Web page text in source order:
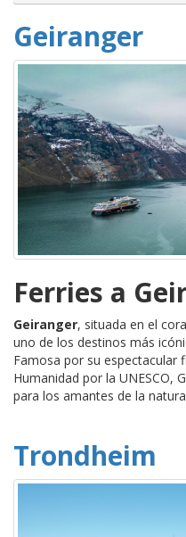
Geiranger
Ferries a
Geiranger, situada en el
uno de los destinos más
Famosa por su espectacular
Humanidad por la UNESCO,
para los amantes de la
Trondheim